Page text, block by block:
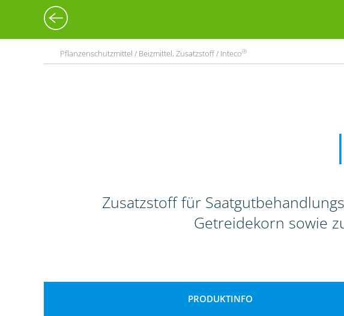
Pflanzenschutzmittel / Beizmittel, Zusatzstoff / Inteco®
Zusatzstoff für
Getreidekorn sowie
PRODUKTINFO